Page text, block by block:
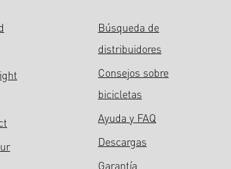
Búsqueda de
distribuidores
Consejos sobre
bicicletas
Ayuda y FAQ
Descargas
Garantía